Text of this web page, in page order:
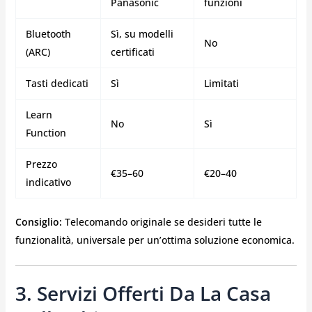
Bluetooth
(ARC)
Sì, su modelli
certificati
No
Tasti dedicati Sì Limitati
Learn
Function
No Sì
Prezzo
indicativo
€35–60 €20–40
Consiglio: Telecomando originale se desideri tutte le
funzionalità, universale per un’ottima soluzione economica.
3. Servizi Offerti Da La Casa